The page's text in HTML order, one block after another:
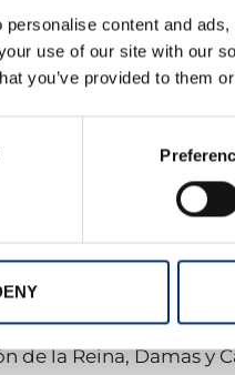
personalise content and
use of our site with our
you’ve provided to them
se
lugar
del 24 al 29 de
fiestas de
durante
de la Reina, Damas y